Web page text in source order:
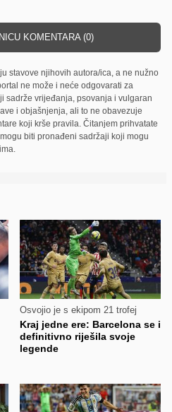
KOMENTARA (0)
stavove njihovih autora/ica, a ne nužno
ne može i neće odgovarati za
sadrže vrijeđanja, psovanja i vulgaran
i objašnjenja, ali to ne obavezuje
koji krše pravila. Čitanjem prihvatate
biti pronađeni sadržaji koji mogu
Osvojio je s ekipom 21 trofej
Kraj jedne ere: Barcelona se i
definitivno riješila svoje
legende